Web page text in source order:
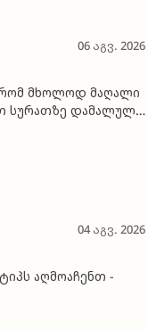
06 აგვ. 2026
რომ მხოლოდ მაღალი
სურათზე დამალული
04 აგვ. 2026
აღმოაჩენთ -